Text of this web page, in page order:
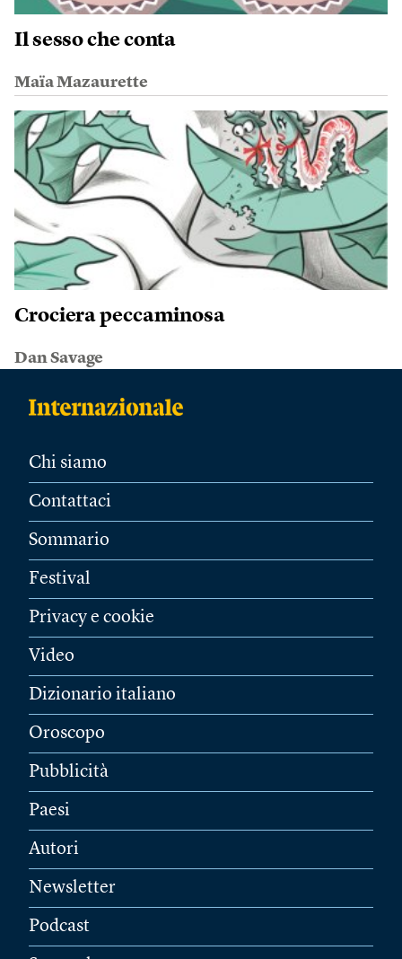
Il sesso che conta
Maïa Mazaurette
Crociera peccaminosa
Dan Savage
Chi siamo
Contattaci
Sommario
Festival
Privacy e cookie
Video
Dizionario italiano
Oroscopo
Pubblicità
Paesi
Autori
Newsletter
Podcast